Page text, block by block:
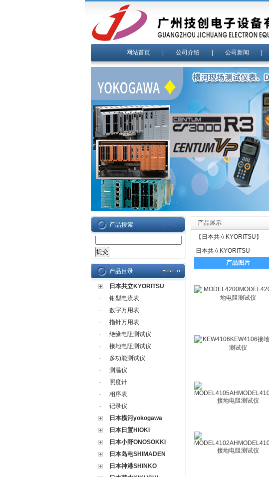
网站首页 公司介绍 公司新闻
产品搜索
产品目录
日本共立KYORITSU
-
钳型电流表
-
数字万用表
-
指针万用表
-
绝缘电阻测试仪
-
接地电阻测试仪
-
多功能测试仪
-
测温仪
-
照度计
-
相序表
-
记录仪
日本横河yokogawa
日本日置HIOKI
日本小野ONOSOKKI
日本岛电SHIMADEN
日本神港SHINKO
产品展示
【 日本共立KYORITSU 】
日本共立KYORITSU
产品图片